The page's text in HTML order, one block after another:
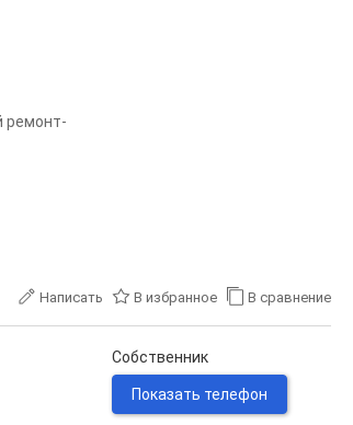
ремонт-
Написать В избранное В сравнение
Собственник
Показать телефон